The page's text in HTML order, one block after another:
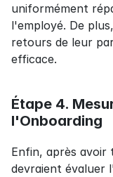
uniformément
l'employé. De
retours de leur
efficace.
Étape 4.
l'Onboarding
Enfin, après avoir
devraient évaluer